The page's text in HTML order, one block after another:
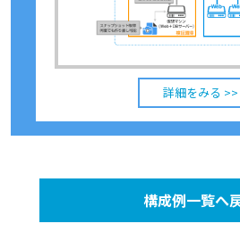
詳細をみる >>
構成例一覧へ